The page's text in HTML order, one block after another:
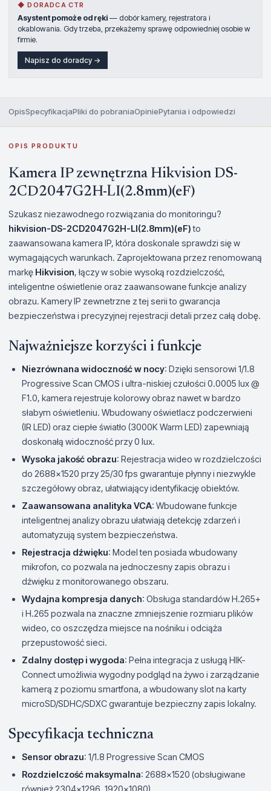
◆ DORADCA CTR
Asystent pomoże od ręki — dobór kamery, rejestratora i
okablowania. Gdy trzeba, przekażemy sprawę odpowiedniej osobie w
firmie.
Napisz do doradcy →
OpisSpecyfikacjaPliki do pobraniaOpiniePytania i odpowiedzi
OPIS PRODUKTU
Kamera IP zewnętrzna Hikvision DS-
2CD2047G2H-LI(2.8mm)(eF)
Szukasz niezawodnego rozwiązania do monitoringu?
hikvision-DS-2CD2047G2H-LI(2.8mm)(eF)to
zaawansowana kamera IP, która doskonale sprawdzi się w
wymagających warunkach. Zaprojektowana przez renomowaną
markę Hikvision, łączy w sobie wysoką rozdzielczość,
inteligentne oświetlenie oraz zaawansowane funkcje analizy
obrazu. Kamery IP zewnetrzne z tej serii to gwarancja
bezpieczeństwa i precyzyjnej rejestracji detali przez całą dobę.
Najważniejsze korzyści i funkcje
Niezrównana widoczność w nocy: Dzięki sensorowi 1/1.8
Progressive Scan CMOS i ultra-niskiej czułości 0.0005 lux @
F1.0, kamera rejestruje kolorowy obraz nawet w bardzo
słabym oświetleniu. Wbudowany oświetlacz podczerwieni
(IR LED) oraz ciepłe światło (3000K Warm LED) zapewniają
doskonałą widoczność przy 0 lux.
Wysoka jakość obrazu: Rejestracja wideo w rozdzielczości
do 2688×1520 przy 25/30 fps gwarantuje płynny i niezwykle
szczegółowy obraz, ułatwiający identyfikację obiektów.
Zaawansowana analityka VCA: Wbudowane funkcje
inteligentnej analizy obrazu ułatwiają detekcję zdarzeń i
automatyzują system bezpieczeństwa.
Rejestracja dźwięku: Model ten posiada wbudowany
mikrofon, co pozwala na jednoczesny zapis obrazu i
dźwięku z monitorowanego obszaru.
Wydajna kompresja danych: Obsługa standardów H.265+
i H.265 pozwala na znaczne zmniejszenie rozmiaru plików
wideo, co oszczędza miejsce na nośniku i odciąża
przepustowość sieci.
Zdalny dostęp i wygoda: Pełna integracja z usługą HIK-
Connect umożliwia wygodny podgląd na żywo i zarządzanie
kamerą z poziomu smartfona, a wbudowany slot na karty
microSD/SDHC/SDXC gwarantuje bezpieczny zapis lokalny.
Specyfikacja techniczna
Sensor obrazu: 1/1.8 Progressive Scan CMOS
Rozdzielczość maksymalna: 2688×1520 (obsługiwane
również 2304×1296, 1920×1080)